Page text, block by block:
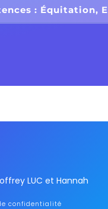
: Équitation,
LUC et Hannah
confidentialité